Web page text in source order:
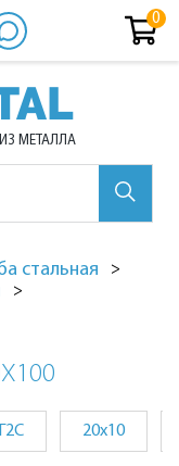
МЕТАЛЛА
стальная
20x10